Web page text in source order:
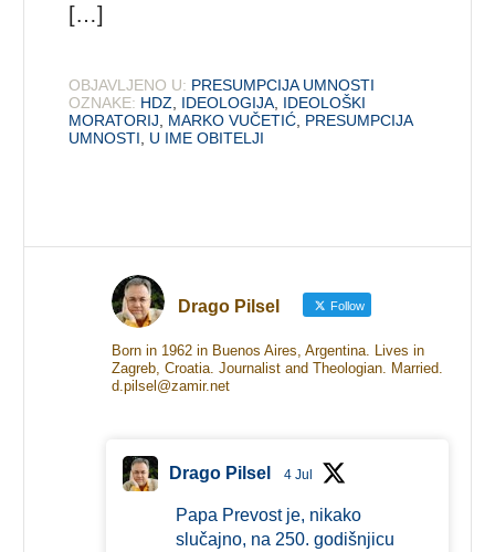
[…]
OBJAVLJENO U: PRESUMPCIJA UMNOSTI
OZNAKE: HDZ IDEOLOGIJA IDEOLOŠKI
MORATORIJ
MARKO VUČETIĆ PRESUMPCIJA
UMNOSTI
U IME OBITELJI
Drago Pilsel Follow
Born in 1962 in Buenos Aires, Argentina. Lives in
Zagreb, Croatia. Journalist and Theologian. Married.
d.pilsel@zamir.net
Drago Pilsel 4 Jul
Papa Prevost je, nikako
slučajno, na 250. godišnjicu